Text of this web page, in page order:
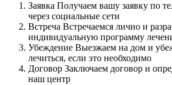
Заявка Получаем вашу заявку по
через социальные сети
Встреча Встречаемся лично и
индивидуальную программу
Убеждение Выезжаем на дом и
лечиться, если это необходимо
Договор Заключаем договор и
наш центр